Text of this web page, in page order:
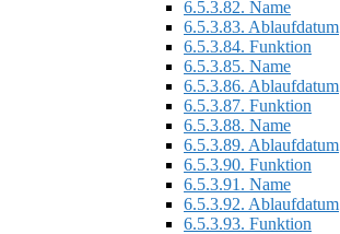
6.5.3.82. Name
6.5.3.83. Ablaufdatum
6.5.3.84. Funktion
6.5.3.85. Name
6.5.3.86. Ablaufdatum
6.5.3.87. Funktion
6.5.3.88. Name
6.5.3.89. Ablaufdatum
6.5.3.90. Funktion
6.5.3.91. Name
6.5.3.92. Ablaufdatum
6.5.3.93. Funktion